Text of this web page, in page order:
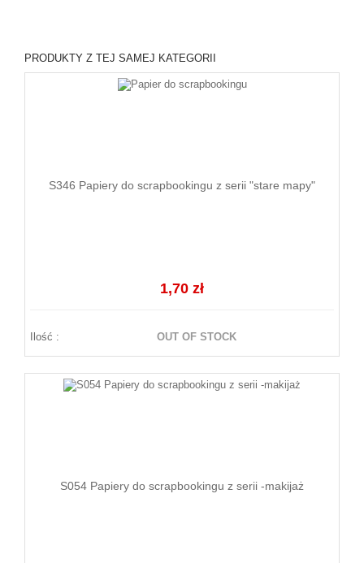
PRODUKTY Z TEJ SAMEJ KATEGORII
S346 Papiery do scrapbookingu z serii "stare mapy"
1,70 zł
Ilość : OUT OF STOCK
S054 Papiery do scrapbookingu z serii -makijaż